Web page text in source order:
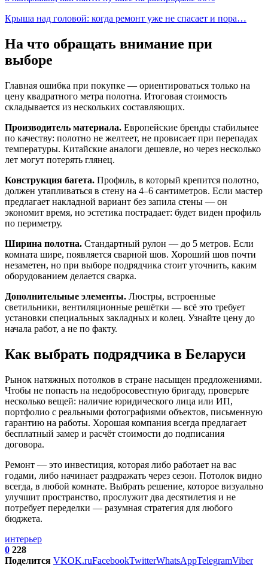
Крыша над головой: когда ремонт уже не спасает и пора…
На что обращать внимание при
выборе
Главная ошибка при покупке — ориентироваться только на
цену квадратного метра полотна. Итоговая стоимость
складывается из нескольких составляющих.
Производитель материала. Европейские бренды стабильнее
по качеству: полотно не желтеет, не провисает при перепадах
температуры. Китайские аналоги дешевле, но через несколько
лет могут потерять глянец.
Конструкция багета. Профиль, в который крепится полотно,
должен утапливаться в стену на 4–6 сантиметров. Если мастер
предлагает накладной вариант без запила стены — он
экономит время, но эстетика пострадает: будет виден профиль
по периметру.
Ширина полотна. Стандартный рулон — до 5 метров. Если
комната шире, появляется сварной шов. Хороший шов почти
незаметен, но при выборе подрядчика стоит уточнить, каким
оборудованием делается сварка.
Дополнительные элементы. Люстры, встроенные
светильники, вентиляционные решётки — всё это требует
установки специальных закладных и колец. Узнайте цену до
начала работ, а не по факту.
Как выбрать подрядчика в Беларуси
Рынок натяжных потолков в стране насыщен предложениями.
Чтобы не попасть на недобросовестную бригаду, проверьте
несколько вещей: наличие юридического лица или ИП,
портфолио с реальными фотографиями объектов, письменную
гарантию на работы. Хорошая компания всегда предлагает
бесплатный замер и расчёт стоимости до подписания
договора.
Ремонт — это инвестиция, которая либо работает на вас
годами, либо начинает раздражать через сезон. Потолок видно
всегда, в любой комнате. Выбрать решение, которое визуально
улучшит пространство, прослужит два десятилетия и не
потребует переделки — разумная стратегия для любого
бюджета.
интерьер
0 228
Поделится VKOK.ruFacebookTwitterWhatsAppTelegramViber